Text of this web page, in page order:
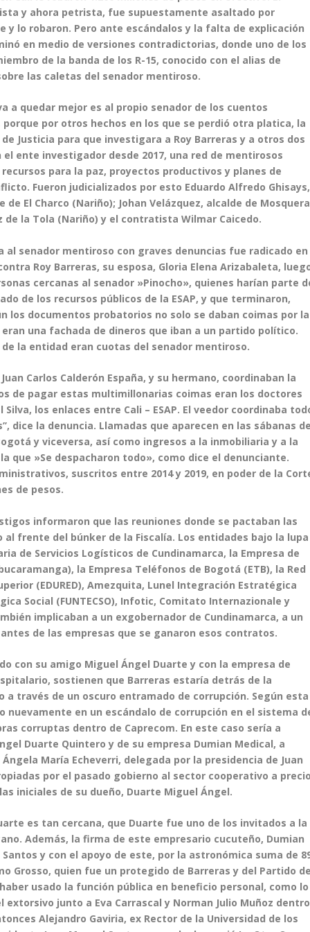
y ahora petrista, fue supuestamente asaltado por
lo robaron. Pero ante escándalos y la falta de explicación
en medio de versiones contradictorias, donde uno de los
de la banda de los R-15, conocido con el alias de
las caletas del senador mentiroso.
a quedar mejor es al propio senador de los cuentos
por otros hechos en los que se perdió otra platica, la
Justicia para que investigara a Roy Barreras y a otros dos
ente investigador desde 2017, una red de mentirosos
para la paz, proyectos productivos y planes de
Fueron judicializados por esto Eduardo Alfredo Ghisays,
El Charco (Nariño); Johan Velázquez, alcalde de Mosquera
de la Tola (Nariño) y el contratista Wilmar Caicedo.
al senador mentiroso con graves denuncias fue radicado en
Roy Barreras, su esposa, Gloria Elena Arizabaleta,
cercanas al senador »Pinocho», quienes harían parte
de los recursos públicos de la ESAP, y que terminaron,
los documentos probatorios no solo se daban coimas por la
una fachada de dineros que iban a un partido político.
la entidad eran cuotas del senador mentiroso.
Carlos Calderón España, y su hermano, coordinaban la
de pagar estas multimillonarias coimas eran los doctores
los enlaces entre Cali – ESAP. El veedor coordinaba
dice la denuncia. Llamadas que aparecen en las sábanas de
y viceversa, así como ingresos a la inmobiliaria y a la
que »Se despacharon todo», como dice el denunciante.
suscritos entre 2014 y 2019, en poder de la
de pesos.
informaron que las reuniones donde se pactaban las
frente del búnker de la Fiscalía. Los entidades bajo la lupa
de Servicios Logísticos de Cundinamarca, la Empresa de
la Empresa Teléfonos de Bogotá (ETB), la Red
(EDURED), Amezquita, Lunel Integración Estratégica
Social (FUNTECSO), Infotic, Comitato Internazionale y
implicaban a un exgobernador de Cundinamarca, a un
de las empresas que se ganaron esos contratos.
con su amigo Miguel Ángel Duarte y con la empresa de
sostienen que Barreras estaría detrás de la
través de un oscuro entramado de corrupción. Según esta
nuevamente en un escándalo de corrupción en el sistema
corruptas dentro de Caprecom. En este caso sería a
Duarte Quintero y de su empresa Dumian Medical, a
María Echeverri, delegada por la presidencia de Juan
por el pasado gobierno al sector cooperativo a precio
iniciales de su dueño, Duarte Miguel Ángel.
es tan cercana, que Duarte fue uno de los invitados a la
Además, la firma de este empresario cucuteño, Dumian
y con el apoyo de este, por la astronómica suma de
Grosso, quien fue un protegido de Barreras y del Partido de
usado la función pública en beneficio personal, como lo
junto a Eva Carrascal y Norman Julio Muñoz dentro
Alejandro Gaviria, ex Rector de la Universidad de los